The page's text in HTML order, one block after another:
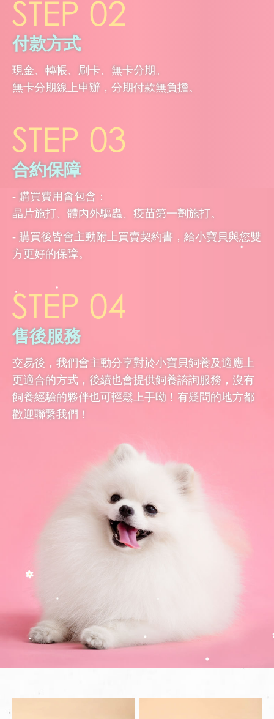
付款方式
現金、轉帳、刷卡、無卡分期。
無卡分期線上申辦，分期付款無負擔。
合約保障
- 購買費用會包含：
晶片施打、體內外驅蟲、疫苗第一劑施打。
- 購買後皆會主動附上買賣契約書，給小寶貝與您雙
方更好的保障。
售後服務
交易後，我們會主動分享對於小寶貝飼養及適應上
更適合的方式，後續也會提供飼養諮詢服務，沒有
飼養經驗的夥伴也可輕鬆上手呦！有疑問的地方都
歡迎聯繫我們！